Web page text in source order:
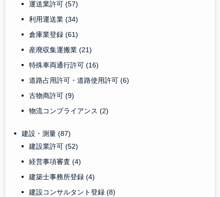
運送業許可(57)
利用運送業(34)
倉庫業登録(61)
産廃収集運搬業(21)
特殊車両通行許可(16)
道路占用許可・道路使用許可(6)
古物商許可(9)
物流コンプライアンス(2)
建設・測量(87)
建設業許可(52)
経営事項審査(4)
建築士事務所登録(4)
建設コンサルタント登録(8)